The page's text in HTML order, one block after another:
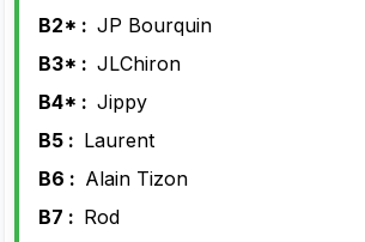
B2* : JP Bourquin
B3* : JLChiron
B4* : Jippy
B5 : Laurent
B6 : Alain Tizon
B7 : Rod